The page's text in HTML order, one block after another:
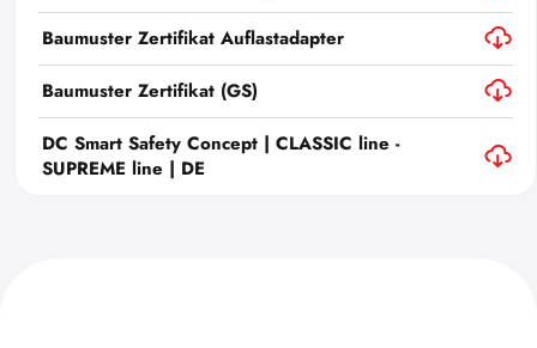
Baumuster Zertifikat Auflastadapter
Baumuster Zertifikat (GS)
DC Smart Safety Concept | CLASSIC line -
SUPREME line | DE